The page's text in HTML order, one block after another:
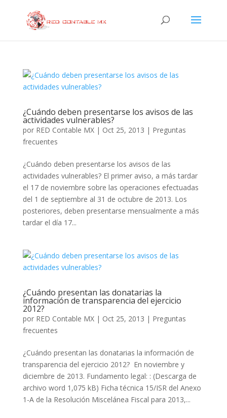
¿Cuándo deben presentarse los avisos de las
actividades vulnerables?
por RED Contable MX| Oct 25, 2013 | Preguntas
frecuentes
¿Cuándo deben presentarse los avisos de las
actividades vulnerables? El primer aviso, a más tardar
el 17 de noviembre sobre las operaciones efectuadas
del 1 de septiembre al 31 de octubre de 2013. Los
posteriores, deben presentarse mensualmente a más
tardar el día 17...
¿Cuándo presentan las donatarias la
información de transparencia del ejercicio
2012?
por RED Contable MX| Oct 25, 2013 | Preguntas
frecuentes
¿Cuándo presentan las donatarias la información de
transparencia del ejercicio 2012? En noviembre y
diciembre de 2013. Fundamento legal: : (Descarga de
archivo word 1,075 kB) Ficha técnica 15/ISR del Anexo
1-A de la Resolución Miscelánea Fiscal para 2013,...